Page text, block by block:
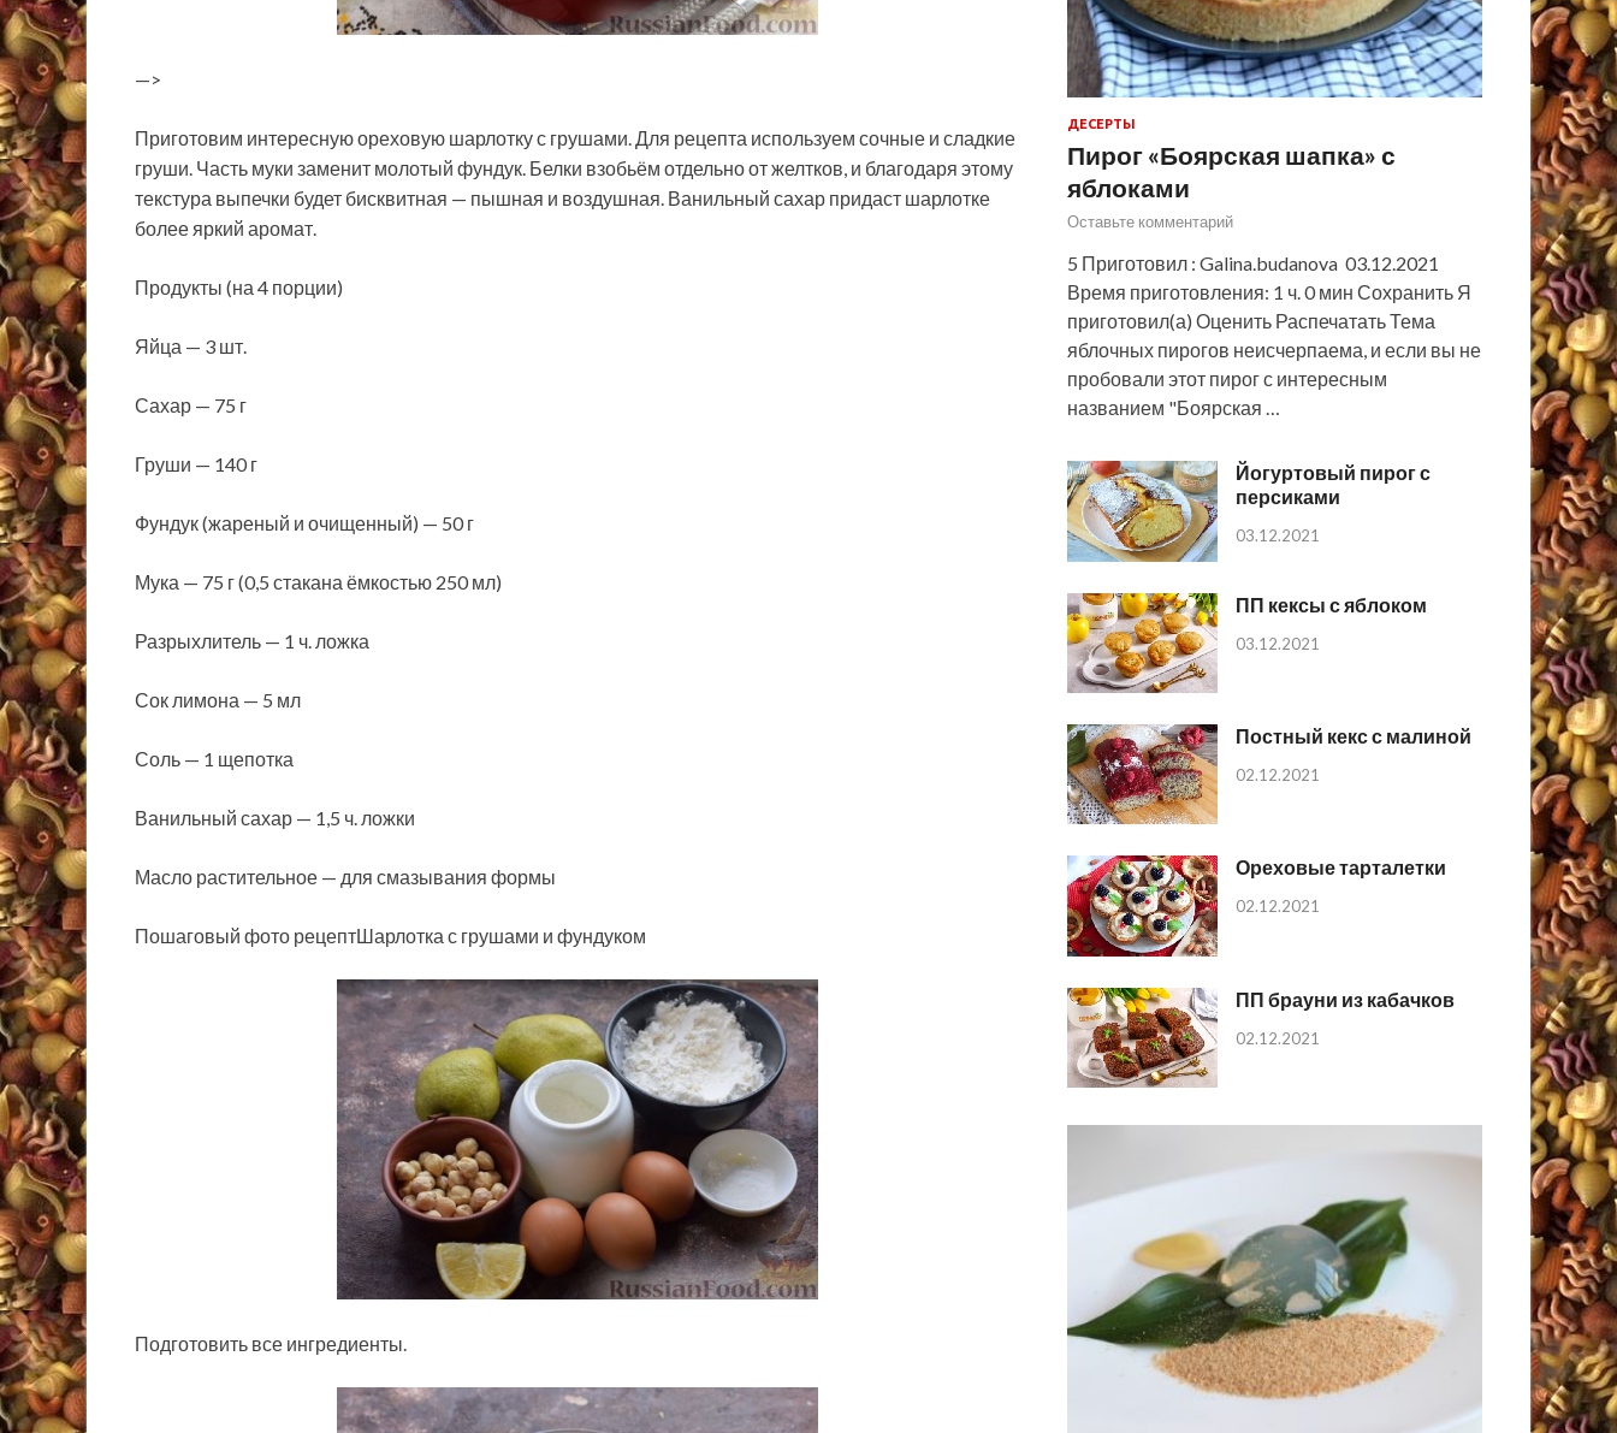
—>
Приготовим интересную ореховую шарлотку с грушами. Для рецепта используем сочные и сладкие
груши. Часть муки заменит молотый фундук. Белки взобьём отдельно от желтков, и благодаря этому
текстура выпечки будет бисквитная — пышная и воздушная. Ванильный сахар придаст шарлотке
более яркий аромат.
Продукты (на 4 порции)
Яйца — 3 шт.
Сахар — 75 г
Груши — 140 г
Фундук (жареный и очищенный) — 50 г
Мука — 75 г (0,5 стакана ёмкостью 250 мл)
Разрыхлитель — 1 ч. ложка
Сок лимона — 5 мл
Соль — 1 щепотка
Ванильный сахар — 1,5 ч. ложки
Масло растительное — для смазывания формы
Пошаговый фото рецептШарлотка с грушами и фундуком
Подготовить все ингредиенты.
ДЕСЕРТЫ
Пирог «Боярская шапка» с
яблоками
Оставьте комментарий
5 Приготовил : Galina.budanova 03.12.2021
Время приготовления: 1 ч. 0 мин Сохранить Я
приготовил(а) Оценить Распечатать Тема
яблочных пирогов неисчерпаема, и если вы не
пробовали этот пирог с интересным
названием "Боярская …
Йогуртовый пирог с
персиками
03.12.2021
ПП кексы с яблоком
03.12.2021
Постный кекс с малиной
02.12.2021
Ореховые тарталетки
02.12.2021
ПП брауни из кабачков
02.12.2021